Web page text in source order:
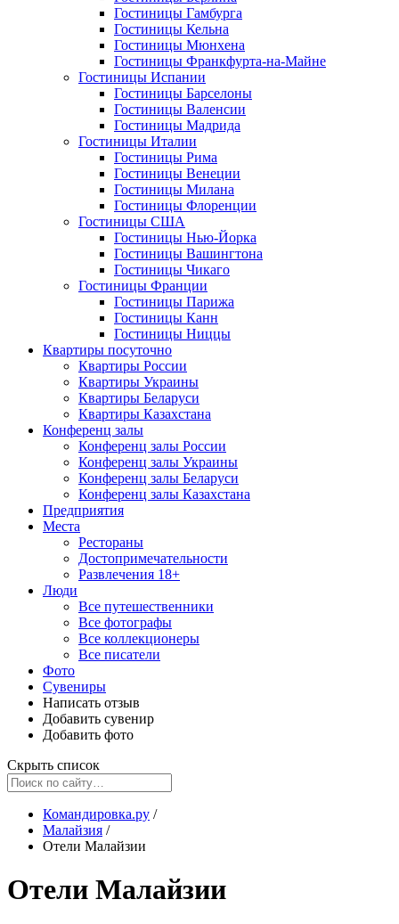
Гостиницы Гамбурга
Гостиницы Кельна
Гостиницы Мюнхена
Гостиницы Франкфурта-на-Майне
Гостиницы Испании
Гостиницы Барселоны
Гостиницы Валенсии
Гостиницы Мадрида
Гостиницы Италии
Гостиницы Рима
Гостиницы Венеции
Гостиницы Милана
Гостиницы Флоренции
Гостиницы США
Гостиницы Нью-Йорка
Гостиницы Вашингтона
Гостиницы Чикаго
Гостиницы Франции
Гостиницы Парижа
Гостиницы Канн
Гостиницы Ниццы
Квартиры посуточно
Квартиры России
Квартиры Украины
Квартиры Беларуси
Квартиры Казахстана
Конференц залы
Конференц залы России
Конференц залы Украины
Конференц залы Беларуси
Конференц залы Казахстана
Предприятия
Места
Рестораны
Достопримечательности
Развлечения 18+
Люди
Все путешественники
Все фотографы
Все коллекционеры
Все писатели
Фото
Сувениры
Написать отзыв
Добавить сувенир
Добавить фото
Скрыть список
Командировка.ру /
Малайзия /
Отели Малайзии
Отели Малайзии